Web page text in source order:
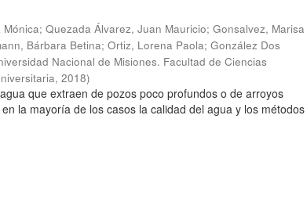
Quezada Álvarez, Juan Mauricio; Gonsalvez, Marisa
Bárbara Betina; Ortiz, Lorena Paola; González Dos
Nacional de Misiones. Facultad de Ciencias
,2018)
que extraen de pozos poco profundos o de arroyos
la mayoría de los casos la calidad del agua y los métodos